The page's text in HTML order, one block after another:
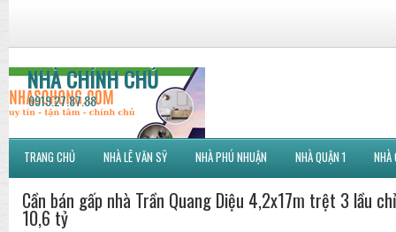
NHÀ CHÍNH CHỦ
0919.27.87.88
TRANG CHỦ NHÀ LÊ VĂN SỸ NHÀ PHÚ NHUẬN NHÀ QUẬN 1 NHÀ
Cần bán gấp nhà Trần Quang Diệu 4,2x17m trệt 3 lầu chỉ
10,6 tỷ